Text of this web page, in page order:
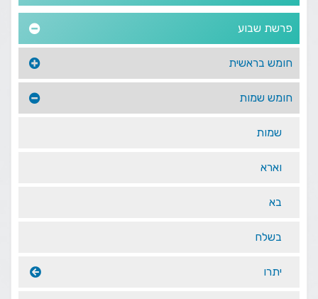
פרשת שבוע
חומש בראשית
חומש שמות
שמות
וארא
בא
בשלח
יתרו